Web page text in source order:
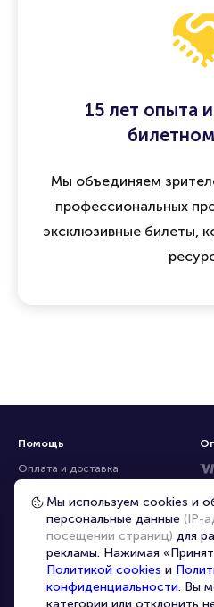
15 лет опыта
Мы объединяем
профессиональных
эксклюзивные билеты,
Помощь
Оплата и доставка
Частые вопросы
Перепродажа билетов
Организаторам
Корпоративным клиентам
VIP-билеты
Мы используем cookies и
персональные данные (IP-
посещении страниц) для
рекламы. Нажимая
Политикой cookies и
конфиденциальности. Вы
категории или отклонить